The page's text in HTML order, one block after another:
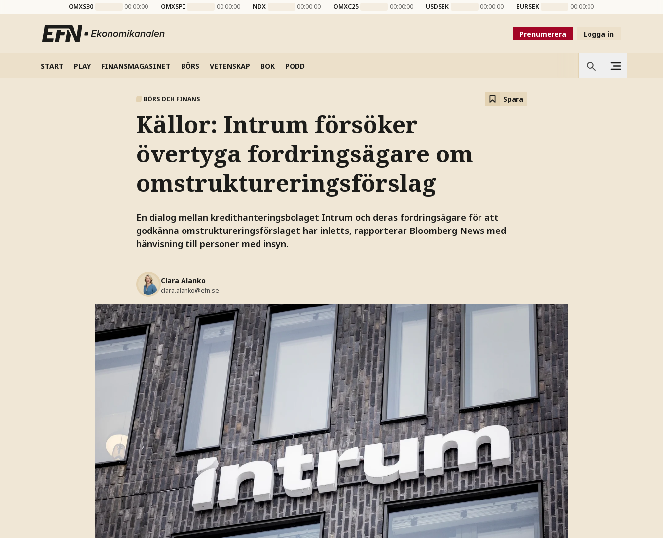
OMXS30 00:00:00 OMXSPI 00:00:00 NDX 00:00:00 OMXC25 00:00:00 USDSEK 00:00:00 EURSEK 00:00:00
Prenumerera Logga in
START PLAY FINANSMAGASINET BÖRS VETENSKAP BOK PODD
BÖRS OCH FINANS Spara
Källor: Intrum försöker
övertyga fordringsägare om
omstruktureringsförslag
En dialog mellan kredithanteringsbolaget Intrum och deras fordringsägare för att
godkänna omstruktureringsförslaget har inletts, rapporterar Bloomberg News med
hänvisning till personer med insyn.
Clara Alanko
clara.alanko@efn.se